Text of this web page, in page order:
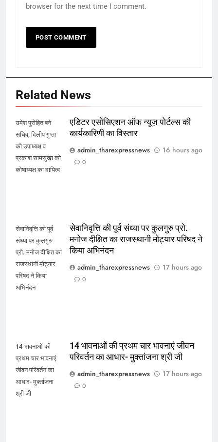
browser for the next time I comment.
Related News
उमेश पुरोहित बने
सचिव, दिलीप गुप्ता
को उपाध्यक्ष व
प्रकाश सामसुखा को
कोषाध्यक्ष का दायित्व
एडिटर एसोसिएशन ऑफ न्यूज़ पोर्टल्स की
कार्यकारिणी का विस्तार
admin_tharexpressnews
16 hours ago
0
सेवानिवृत्ति की पूर्व
संध्या पर कुलगुरु
प्रो. मनोज दीक्षित का
राजस्थानी मोट्यार
परिषद ने किया
अभिनंदन
सेवानिवृत्ति की पूर्व संध्या पर कुलगुरु प्रो.
मनोज दीक्षित का राजस्थानी मोट्यार परिषद ने
किया अभिनंदन
admin_tharexpressnews
17 hours ago
0
14 भावनाओं की
प्रथम चार भावनाएं
जीवन परिवर्तन का
आधार- मुक्तांजना
श्री जी
14 भावनाओं की प्रथम चार भावनाएं जीवन
परिवर्तन का आधार- मुक्तांजना श्री जी
admin_tharexpressnews
17 hours ago
0